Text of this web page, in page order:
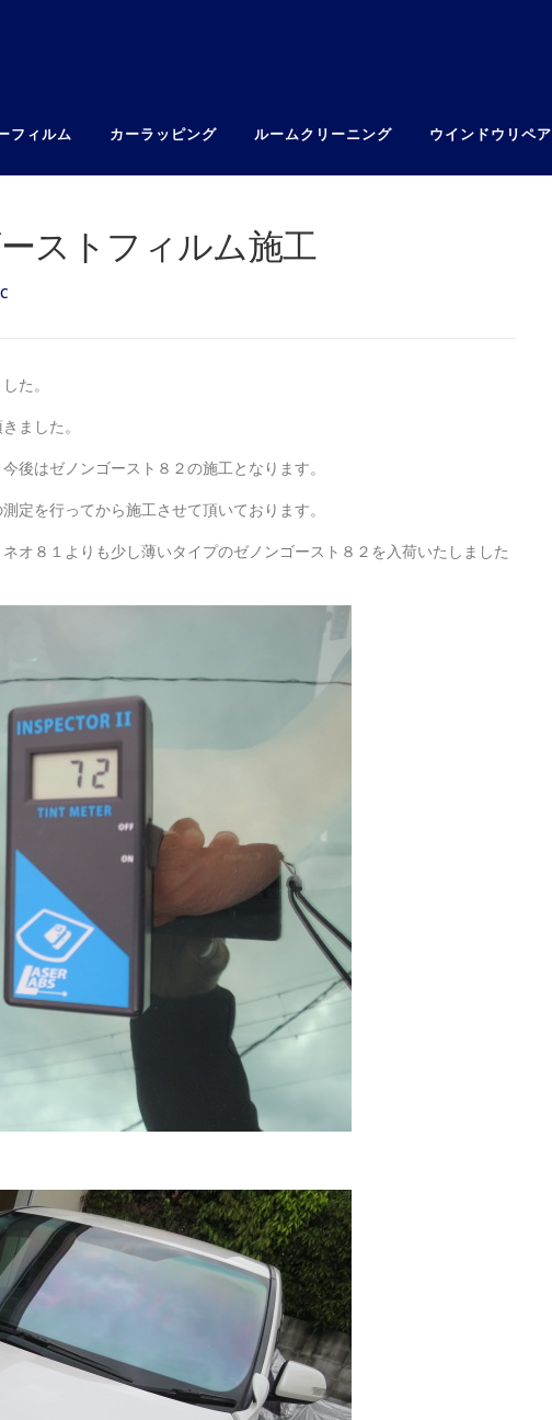
フィルム カーラッピング ルームクリーニング ウインドウリペア
ストフィルム施工
た。
ました。
後はゼノンゴースト８２の施工となります。
定を行ってから施工させて頂いております。
オ８１よりも少し薄いタイプのゼノンゴースト８２を入荷いたしました